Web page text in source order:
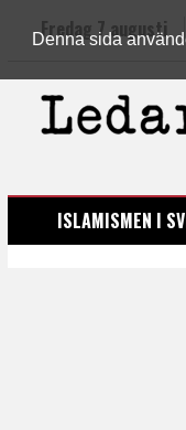
Denna sida
Fredag 7 augusti
LEDARSIDORNA.SE
ISLAMISMEN I